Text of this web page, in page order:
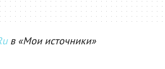
в «Мои источники»